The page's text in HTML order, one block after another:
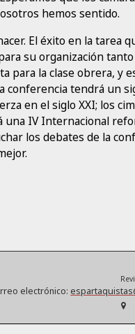
hemos sentido.
El éxito en la tarea
su organización
para la clase obrera, y
conferencia tendrá un
en el siglo XXI; los
IV Internacional
los debates de la
electrónico: